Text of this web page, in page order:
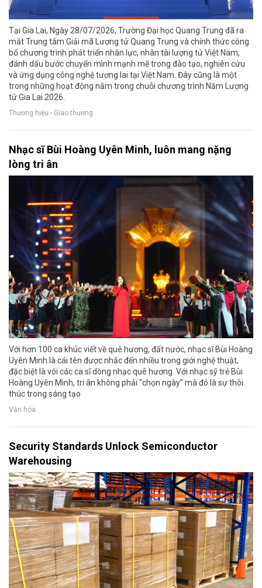
Tại Gia Lai, Ngày 28/07/2026, Trường Đại học Quang Trung đã ra
mắt Trung tâm Giải mã Lượng tử Quang Trung và chính thức công
bố chương trình phát triển nhân lực, nhân tài lượng tử Việt Nam,
đánh dấu bước chuyển mình mạnh mẽ trong đào tạo, nghiên cứu
và ứng dụng công nghệ tương lai tại Việt Nam. Đây cũng là một
trong những hoạt động nằm trong chuỗi chương trình Năm Lượng
tử Gia Lai 2026.
Thương hiệu - Giao thương
Nhạc sĩ Bùi Hoàng Uyên Minh, luôn mang nặng
lòng tri ân
Với hơn 100 ca khúc viết về quê hương, đất nước, nhạc sĩ Bùi Hoàng
Uyên Minh là cái tên được nhắc đến nhiều trong giới nghệ thuật,
đặc biệt là vói các ca sĩ dòng nhạc quê hương. Với nhạc sỹ trẻ Bùi
Hoàng Uyên Minh, tri ân không phải “chọn ngày” mà đó là sự thôi
thúc trong sáng tạo
Văn hóa
Security Standards Unlock Semiconductor
Warehousing